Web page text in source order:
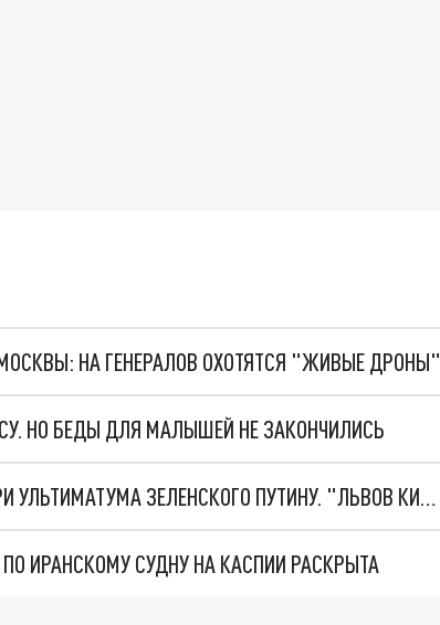
НА ГЕНЕРАЛОВ ОХОТЯТСЯ "ЖИВЫЕ ДРОНЫ"
НО БЕДЫ ДЛЯ МАЛЫШЕЙ НЕ ЗАКОНЧИЛИСЬ
НОВОЕ МАСШТАБНЕЙШЕЕ НАСТУПЛЕНИЕ. ТРИ УЛЬТИМАТУМА ЗЕЛЕНСКОГО ПУТИНУ. "ЛЬВОВ КИМА" ПОСТАВЯТ НА ПВО? ГЛОБАЛЬНЫЙ ПРОРЫВ ПОД ЗАПОРОЖЬЕМ
ИРАНСКОМУ СУДНУ НА КАСПИИ РАСКРЫТА